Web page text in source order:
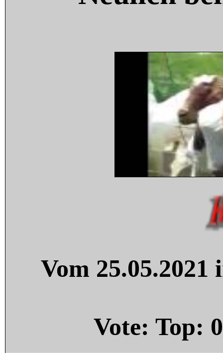
Vom
Vote: Top: 0